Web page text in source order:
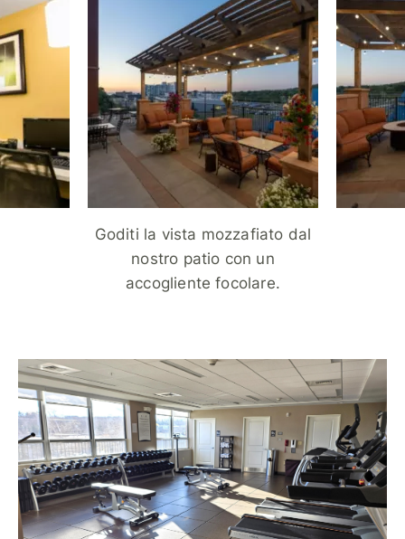
Goditi la vista mozzafiato dal
nostro patio con un
accogliente focolare.